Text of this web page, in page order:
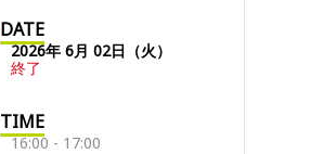
DATE
2026年 6月 02日（火）
終了
TIME
16:00 - 17:00